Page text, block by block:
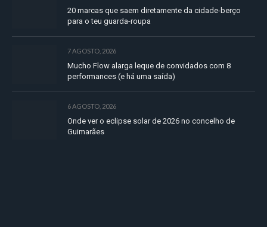
20 marcas que saem diretamente da cidade-berço
para o teu guarda-roupa
7 AGOSTO, 2026
Mucho Flow alarga leque de convidados com 8
performances (e há uma saída)
6 AGOSTO, 2026
Onde ver o eclipse solar de 2026 no concelho de
Guimarães